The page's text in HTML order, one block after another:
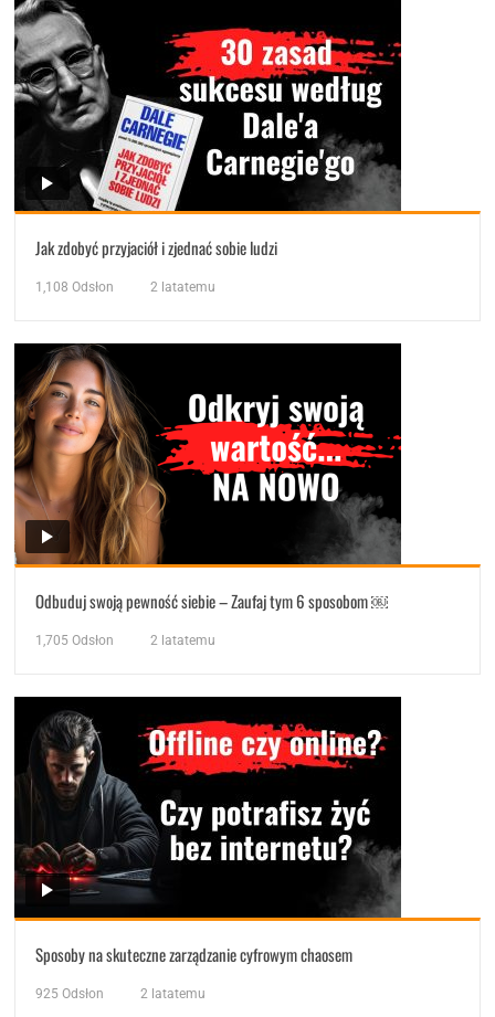
Jak zdobyć przyjaciół i zjednać sobie ludzi
1,108 Odsłon 2 latatemu
Odbuduj swoją pewność siebie – Zaufaj tym 6 sposobom ￼
1,705 Odsłon 2 latatemu
Sposoby na skuteczne zarządzanie cyfrowym chaosem
925 Odsłon 2 latatemu